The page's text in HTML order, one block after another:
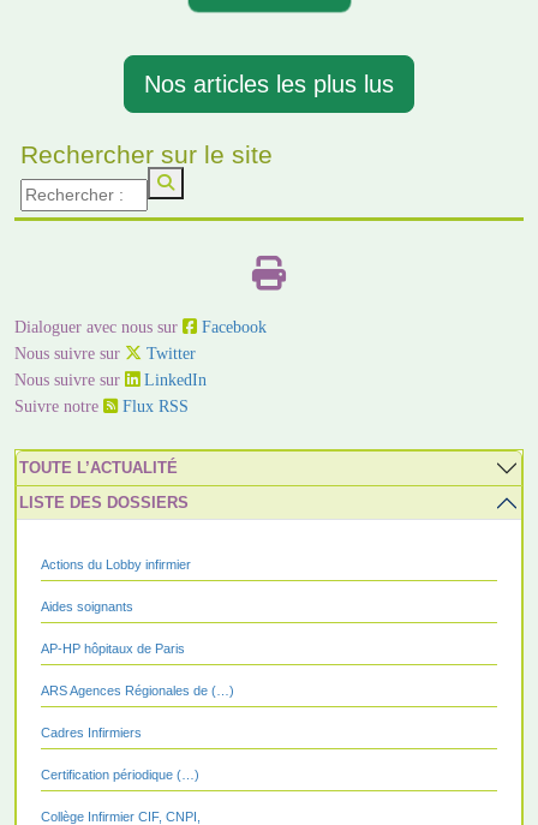
Nos articles les plus lus
Rechercher sur le site
Dialoguer avec nous sur
Facebook
Nous suivre sur
Twitter
Nous suivre sur
LinkedIn
Suivre notre
Flux RSS
TOUTE L’ACTUALITÉ
LISTE DES DOSSIERS
Actions du Lobby infirmier
Aides soignants
AP-HP hôpitaux de Paris
ARS Agences Régionales de (…)
Cadres Infirmiers
Certification périodique (…)
Collège Infirmier CIF, CNPI,